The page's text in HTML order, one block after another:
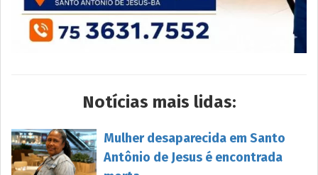
Notícias mais lidas:
Mulher desaparecida em Santo
Antônio de Jesus é encontrada